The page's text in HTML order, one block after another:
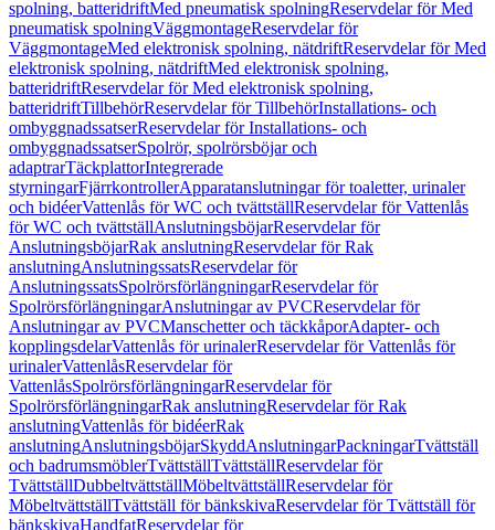
spolning, batteridriftMed pneumatisk spolningReservdelar för Med
pneumatisk spolningVäggmontageReservdelar för
VäggmontageMed elektronisk spolning, nätdriftReservdelar för Med
elektronisk spolning, nätdriftMed elektronisk spolning,
batteridriftReservdelar för Med elektronisk spolning,
batteridriftTillbehörReservdelar för TillbehörInstallations- och
ombyggnadssatserReservdelar för Installations- och
ombyggnadssatserSpolrör, spolrörsböjar och
adaptrarTäckplattorIntegrerade
styrningarFjärrkontrollerApparatanslutningar för toaletter, urinaler
och bidéerVattenlås för WC och tvättställReservdelar för Vattenlås
för WC och tvättställAnslutningsböjarReservdelar för
AnslutningsböjarRak anslutningReservdelar för Rak
anslutningAnslutningssatsReservdelar för
AnslutningssatsSpolrörsförlängningarReservdelar för
SpolrörsförlängningarAnslutningar av PVCReservdelar för
Anslutningar av PVCManschetter och täckkåporAdapter- och
kopplingsdelarVattenlås för urinalerReservdelar för Vattenlås för
urinalerVattenlåsReservdelar för
VattenlåsSpolrörsförlängningarReservdelar för
SpolrörsförlängningarRak anslutningReservdelar för Rak
anslutningVattenlås för bidéerRak
anslutningAnslutningsböjarSkyddAnslutningarPackningarTvättställ
och badrumsmöblerTvättställTvättställReservdelar för
TvättställDubbeltvättställMöbeltvättställReservdelar för
MöbeltvättställTvättställ för bänkskivaReservdelar för Tvättställ för
bänkskivaHandfatReservdelar för